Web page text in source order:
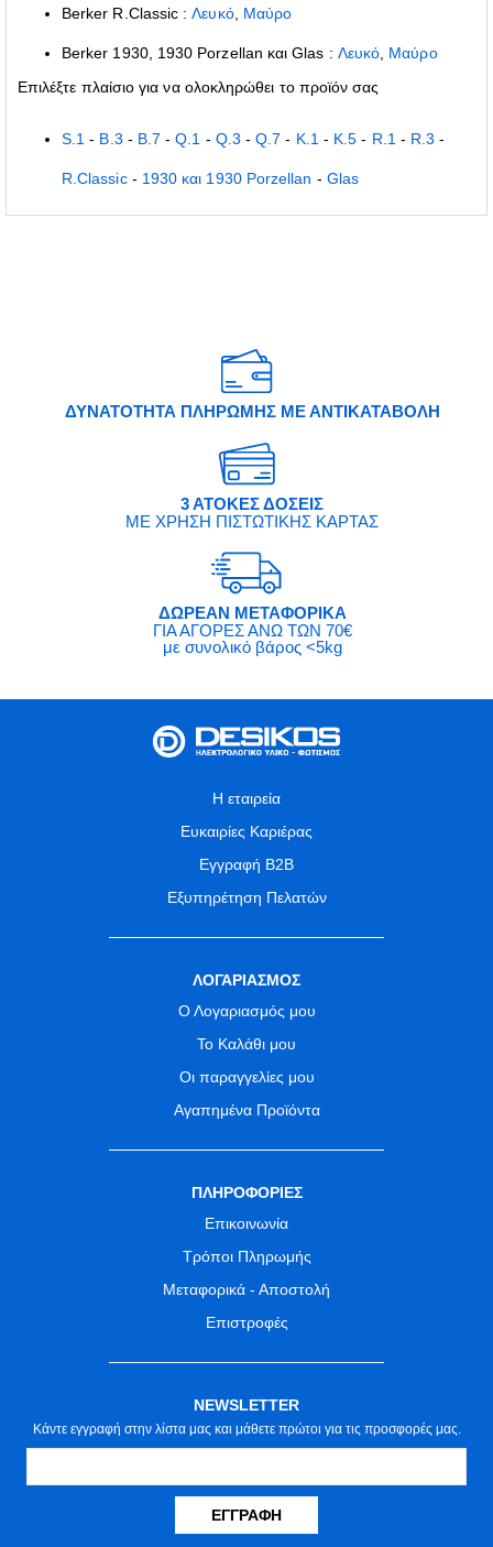
Berker R.Classic :Λευκό, Μαύρο
Berker 1930, 1930 Porzellan και Glas : Λευκό Μαύρο
Επιλέξτε πλαίσιο για να ολοκληρώθει το προϊόν σας
S.1 - B.3 - B.7 -Q.1 - Q.3 -Q.7 - K.1 - K.5 - R.1 - R.3 -
R.Classic- 1930 και 1930 Porzellan - Glas
ΔΥΝΑΤΟΤΗΤΑ ΠΛΗΡΩΜΗΣ ΜΕ ΑΝΤΙΚΑΤΑΒΟΛΗ
3 ΑΤΟΚΕΣ ΔΟΣΕΙΣ
ΜΕ ΧΡΗΣΗ ΠΙΣΤΩΤΙΚΗΣ ΚΑΡΤΑΣ
ΔΩΡΕΑΝ ΜΕΤΑΦΟΡΙΚΑ
ΓΙΑ ΑΓΟΡΕΣ ΑΝΩ ΤΩΝ 70€
με συνολικό βάρος <5kg
Η εταιρεία
Ευκαιρίες Καριέρας
Εγγραφή B2B
Εξυπηρέτηση Πελατών
ΛΟΓΑΡΙΑΣΜΟΣ
Ο Λογαριασμός μου
Το Καλάθι μου
Οι παραγγελίες μου
Αγαπημένα Προϊόντα
ΠΛΗΡΟΦΟΡΙΕΣ
Επικοινωνία
Τρόποι Πληρωμής
Μεταφορικά - Αποστολή
Επιστροφές
NEWSLETTER
Κάντε εγγραφή στην λίστα μας και μάθετε πρώτοι για τις προσφορές μας.
ΕΓΓΡΑΦΉ